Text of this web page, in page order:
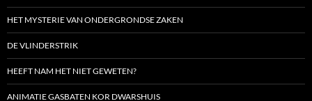
HET MYSTERIE VAN ONDERGRONDSE ZAKEN
DE VLINDERSTRIK
HEEFT NAM HET NIET GEWETEN?
ANIMATIE GASBATEN KOR DWARSHUIS